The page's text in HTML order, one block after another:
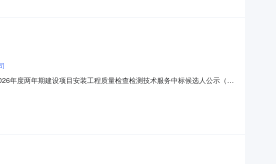
年度两年期建设项目安装工程质量检查检测技术服务中标候选人公示（招
件要求；工期/交货期/服务期：满足招